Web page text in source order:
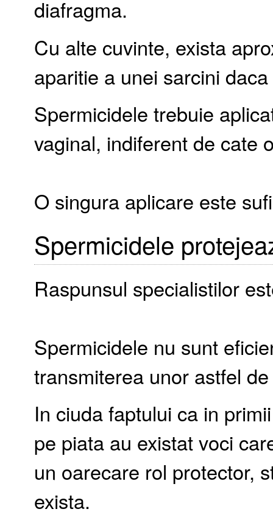
diafragma.
Cu alte cuvinte, exista
aparitie a unei sarcini
Spermicidele trebuie
vaginal, indiferent de cate
O singura aplicare este
Spermicidele
Raspunsul specialistilor
Spermicidele nu sunt
transmiterea unor astfel
In ciuda faptului ca in
pe piata au existat voci
un oarecare rol protector,
exista.